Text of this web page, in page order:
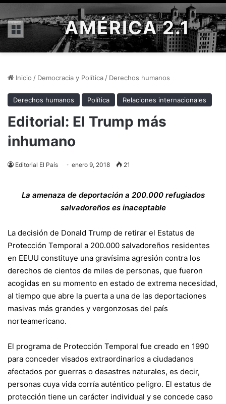
Menú AMÉRICA 2.1
Inicio / Democracia y Política / Derechos humanos
Derechos humanos Política Relaciones internacionales
Editorial: El Trump más
inhumano
Editorial El País enero 9, 2018 21
La amenaza de deportación a 200.000 refugiados
salvadoreños es inaceptable
La decisión de Donald Trump de retirar el Estatus de
Protección Temporal a 200.000 salvadoreños residentes
en EEUU constituye una gravísima agresión contra los
derechos de cientos de miles de personas, que fueron
acogidas en su momento en estado de extrema necesidad,
al tiempo que abre la puerta a una de las deportaciones
masivas más grandes y vergonzosas del país
norteamericano.
El programa de Protección Temporal fue creado en 1990
para conceder visados extraordinarios a ciudadanos
afectados por guerras o desastres naturales, es decir,
personas cuya vida corría auténtico peligro. El estatus de
protección tiene un carácter individual y se concede caso